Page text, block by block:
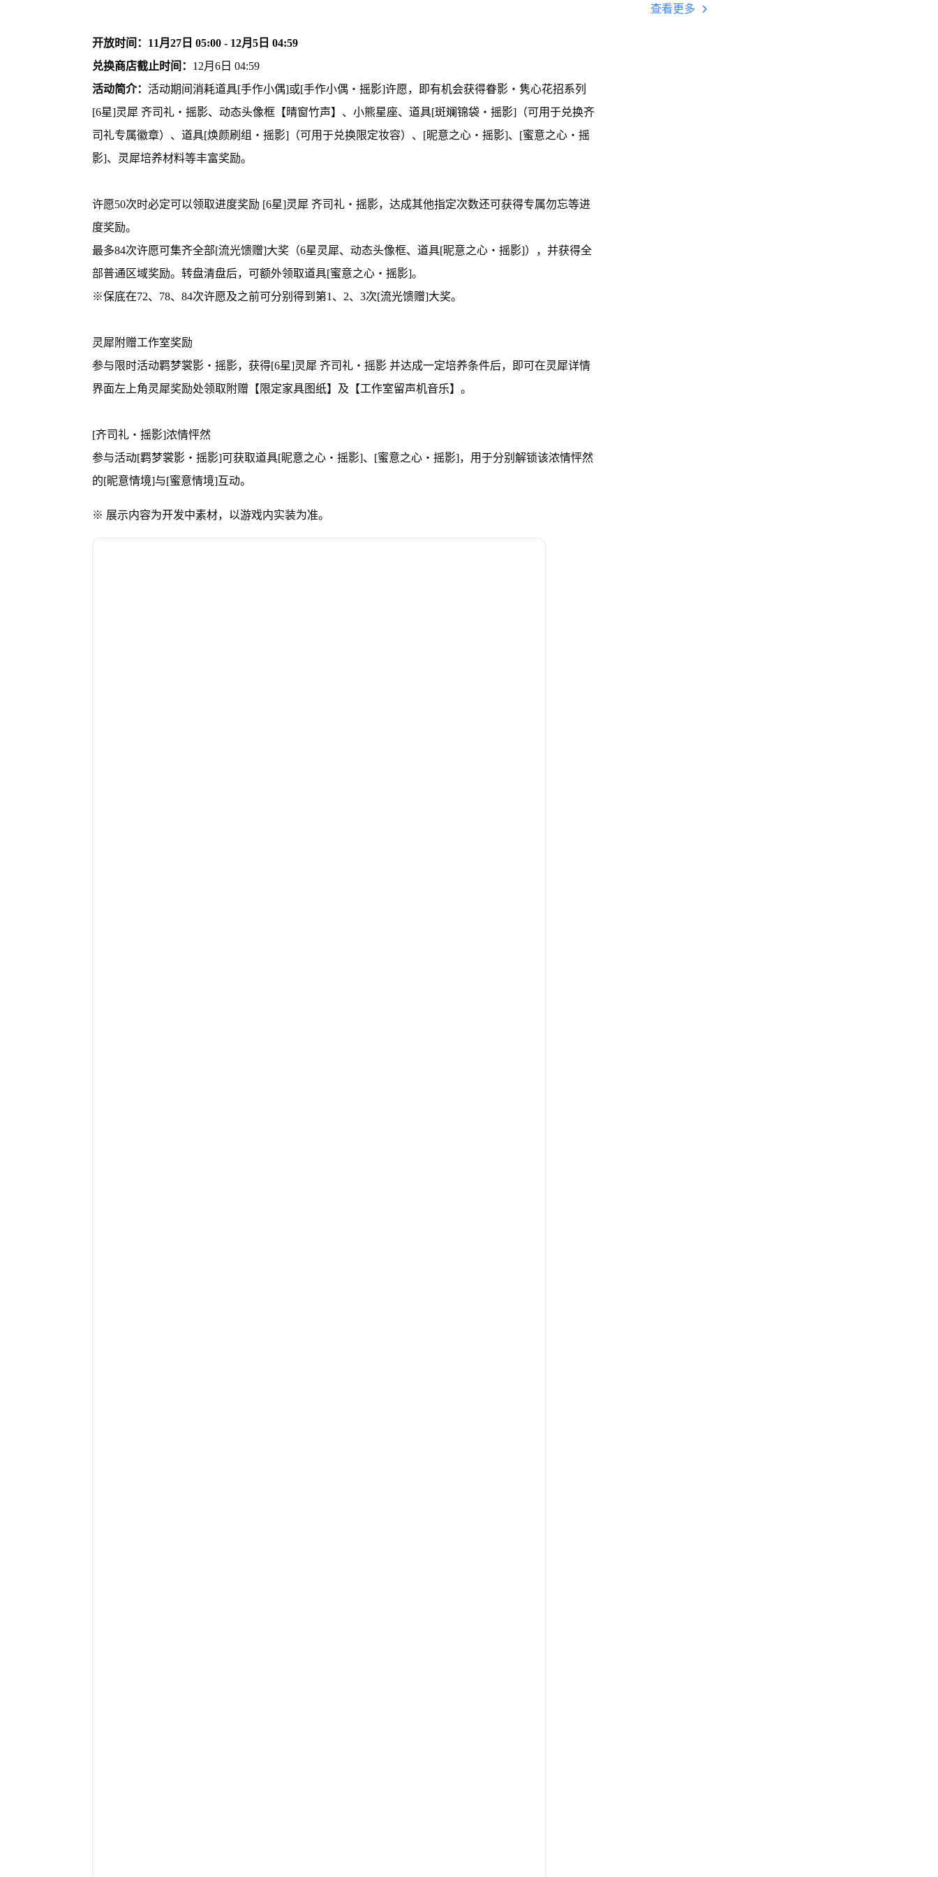
开放时间：11月27日 05:00 - 12月5日 04:59
兑换商店截止时间： 12月6日 04:59
活动简介： 活动期间消耗道具[手作小偶]或[手作小偶・摇影]许愿，即有机会获得眷影・隽心花招系列
[6星]灵犀 齐司礼・摇影、动态头像框【晴窗竹声】、小熊星座、道具[斑斓锦袋・摇影]（可用于兑换齐
司礼专属徽章）、道具[焕颜刷组・摇影]（可用于兑换限定妆容）、[昵意之心・摇影]、[蜜意之心・摇
影]、灵犀培养材料等丰富奖励。
许愿50次时必定可以领取进度奖励 [6星]灵犀 齐司礼・摇影，达成其他指定次数还可获得专属勿忘等进
度奖励。
最多84次许愿可集齐全部[流光馈赠]大奖（6星灵犀、动态头像框、道具[昵意之心・摇影]），并获得全
部普通区域奖励。转盘清盘后，可额外领取道具[蜜意之心・摇影]。
※保底在72、78、84次许愿及之前可分别得到第1、2、3次[流光馈赠]大奖。
灵犀附赠工作室奖励
参与限时活动羁梦裳影・摇影，获得[6星]灵犀 齐司礼・摇影 并达成一定培养条件后，即可在灵犀详情
界面左上角灵犀奖励处领取附赠【限定家具图纸】及【工作室留声机音乐】。
[齐司礼・摇影]浓情怦然
参与活动[羁梦裳影・摇影]可获取道具[昵意之心・摇影]、[蜜意之心・摇影]，用于分别解锁该浓情怦然
的[昵意情境]与[蜜意情境]互动。
※ 展示内容为开发中素材，以游戏内实装为准。
查看更多